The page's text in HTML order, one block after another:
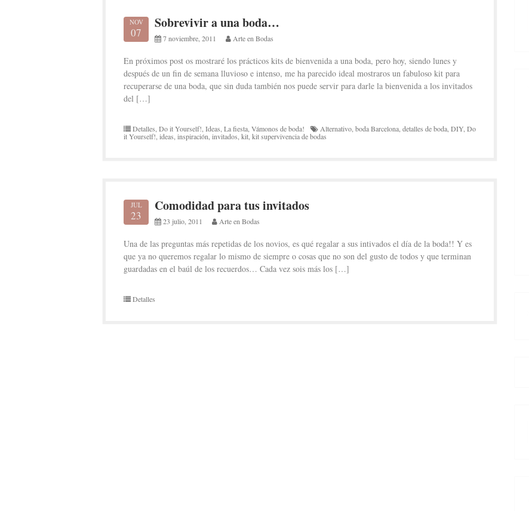
NOV
07
Sobrevivir a una boda…
7 noviembre, 2011 Arte en Bodas
En próximos post os mostraré los prácticos kits de bienvenida a una boda, pero hoy, siendo lunes y
después de un fin de semana lluvioso e intenso, me ha parecido ideal mostraros un fabuloso kit para
recuperarse de una boda, que sin duda también nos puede servir para darle la bienvenida a los invitados
del […]
Detalles Do it Yourself! Ideas La fiesta Vámonos de boda! Alternativo boda Barcelona detalles de boda DIY Do
it Yourself! ideas inspiración invitados kit kit supervivencia de bodas
JUL
23
Comodidad para tus invitados
23 julio, 2011 Arte en Bodas
Una de las preguntas más repetidas de los novios, es qué regalar a sus intivados el día de la boda!! Y es
que ya no queremos regalar lo mismo de siempre o cosas que no son del gusto de todos y que terminan
guardadas en el baúl de los recuerdos… Cada vez sois más los […]
Detalles